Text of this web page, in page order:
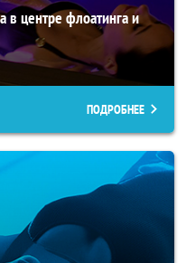
в центре флоатинга и
ПОДРОБНЕЕ